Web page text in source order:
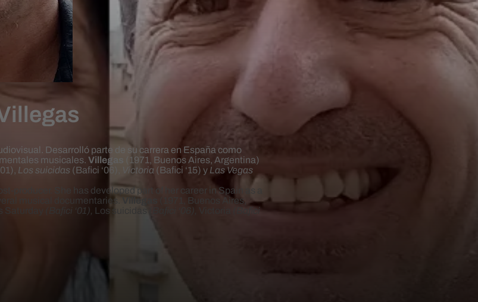
Desarrolló parte de su carrera en España como
musicales. Villegas
(1971, Buenos Aires, Argentina)
Los suicidas (Bafici ‘06), Victoria (Bafici ‘15) y Las Vegas
producer. She has developed part of her career in Spain as a
musical documentaries.
(1971, Buenos Aires,
(Bafici ‘01), Los suicidas
(Bafici